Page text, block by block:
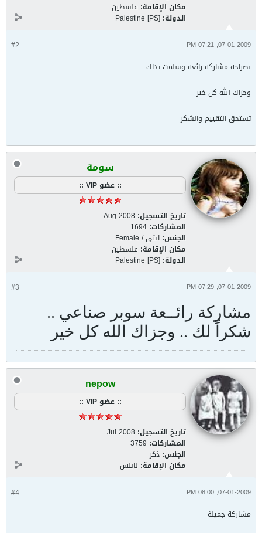
مكان الإقامة: فلسطين
الدولة: Palestine [PS]
#2 07-01-2009, 07:21 PM
بصراحة مشاركة رائعة وسلمت يداك
وجزاك الله كل خير
تستحق التقييم والشكر
سومة
:: عضو VIP ::
تاريخ التسجيل: Aug 2008
المشاركات: 1694
الجنس: انثى / Female
مكان الإقامة: فلسطين
الدولة: Palestine [PS]
#3 07-01-2009, 07:29 PM
مشاركة رائــعة سوبر صناعي ..
شكراً لك .. وجزاك الله كل خير
nepow
:: عضو VIP ::
تاريخ التسجيل: Jul 2008
المشاركات: 3759
الجنس: ذكر
مكان الإقامة: نابلس
#4 07-01-2009, 08:00 PM
مشاركة جميلة